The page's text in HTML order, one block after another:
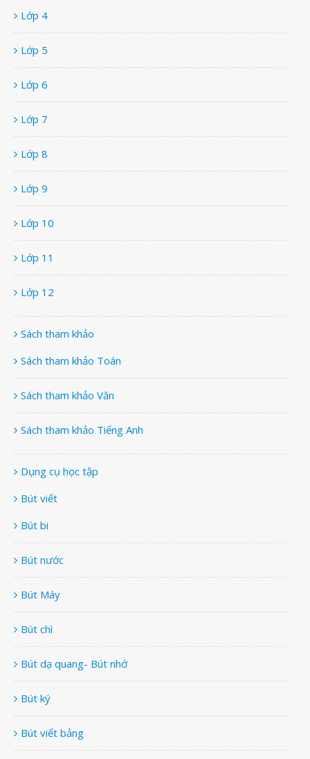
Lớp 4
Lớp 5
Lớp 6
Lớp 7
Lớp 8
Lớp 9
Lớp 10
Lớp 11
Lớp 12
Sách tham khảo
Sách tham khảo Toán
Sách tham khảo Văn
Sách tham khảo Tiếng Anh
Dụng cụ học tập
Bút viết
Bút bi
Bút nước
Bút Máy
Bút chì
Bút dạ quang- Bút nhớ
Bút ký
Bút viết bảng